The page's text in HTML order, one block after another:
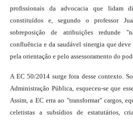
profissionais da advocacia que lidam
constituídos e, segundo o professor
sobreposição de atribuições redunde
confluência e da saudável sinergia que deve
pela orientação e pelo assessoramento do
A EC 50/2014 surge fora desse contexto.
Administração Pública, esqueceu-se que
Assim, a EC erra ao "transformar" cargos,
celetistas a subsídios de estatutários,